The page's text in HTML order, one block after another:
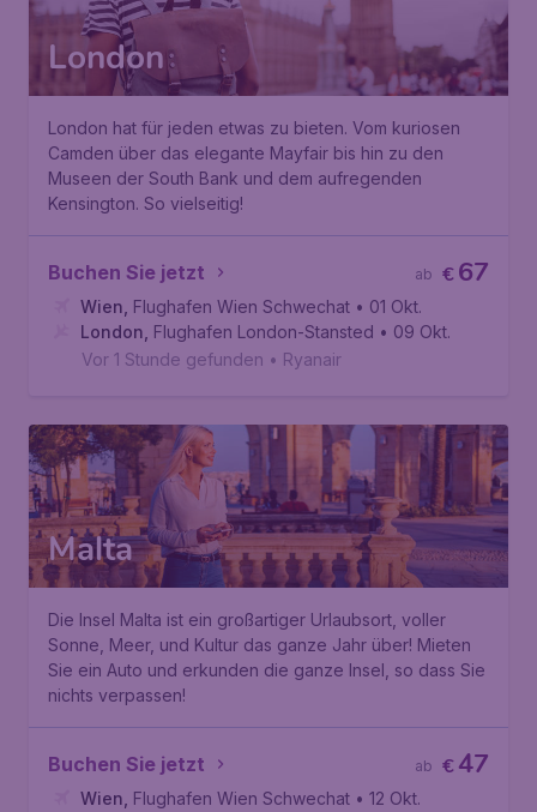
London
London hat für jeden etwas zu bieten. Vom kuriosen
Camden über das elegante Mayfair bis hin zu den
Museen der South Bank und dem aufregenden
Kensington. So vielseitig!
Buchen Sie jetzt €67
ab
Wien Flughafen Wien Schwechat • 01 Okt.
London Flughafen London-Stansted • 09 Okt.
Vor 1 Stunde gefunden • Ryanair
Malta
Die Insel Malta ist ein großartiger Urlaubsort, voller
Sonne, Meer, und Kultur das ganze Jahr über! Mieten
Sie ein Auto und erkunden die ganze Insel, so dass Sie
nichts verpassen!
Buchen Sie jetzt €47
ab
Wien Flughafen Wien Schwechat • 12 Okt.